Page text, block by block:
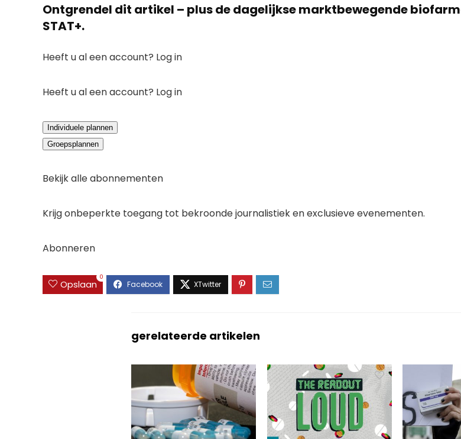
Ontgrendel dit artikel – plus de dagelijkse marktbewegende
STAT+.
Heeft u al een account? Log in
Heeft u al een account? Log in
Individuele plannen
Groepsplannen
Bekijk alle abonnementen
Krijg onbeperkte toegang tot bekroonde journalistiek en exclusieve evenementen.
Abonneren
Opslaan
0
gerelateerde artikelen